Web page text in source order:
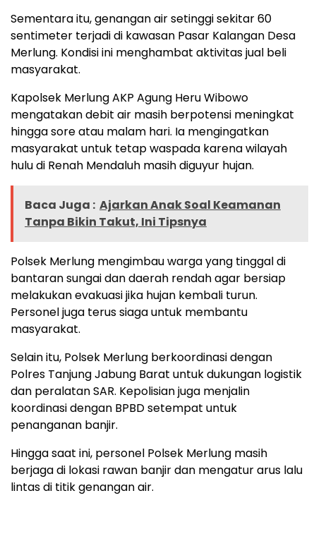
Sementara itu, genangan air setinggi sekitar 60
sentimeter terjadi di kawasan Pasar Kalangan Desa
Merlung. Kondisi ini menghambat aktivitas jual beli
masyarakat.
Kapolsek Merlung AKP Agung Heru Wibowo
mengatakan debit air masih berpotensi meningkat
hingga sore atau malam hari. Ia mengingatkan
masyarakat untuk tetap waspada karena wilayah
hulu di Renah Mendaluh masih diguyur hujan.
Baca Juga : Ajarkan Anak Soal Keamanan
Tanpa Bikin Takut, Ini Tipsnya
Polsek Merlung mengimbau warga yang tinggal di
bantaran sungai dan daerah rendah agar bersiap
melakukan evakuasi jika hujan kembali turun.
Personel juga terus siaga untuk membantu
masyarakat.
Selain itu, Polsek Merlung berkoordinasi dengan
Polres Tanjung Jabung Barat untuk dukungan logistik
dan peralatan SAR. Kepolisian juga menjalin
koordinasi dengan BPBD setempat untuk
penanganan banjir.
Hingga saat ini, personel Polsek Merlung masih
berjaga di lokasi rawan banjir dan mengatur arus lalu
lintas di titik genangan air.